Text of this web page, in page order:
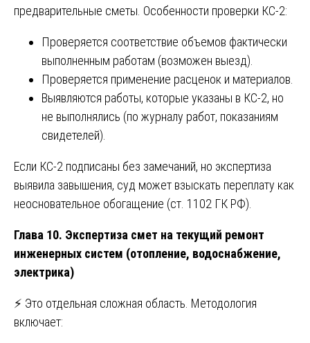
предварительные сметы. Особенности проверки КС-2:
Проверяется соответствие объемов фактически
выполненным работам (возможен выезд).
Проверяется применение расценок и материалов.
Выявляются работы, которые указаны в КС-2, но
не выполнялись (по журналу работ, показаниям
свидетелей).
Если КС-2 подписаны без замечаний, но экспертиза
выявила завышения, суд может взыскать переплату как
неосновательное обогащение (ст. 1102 ГК РФ).
Глава 10. Экспертиза смет на текущий ремонт
инженерных систем (отопление, водоснабжение,
электрика)
⚡ Это отдельная сложная область. Методология
включает: